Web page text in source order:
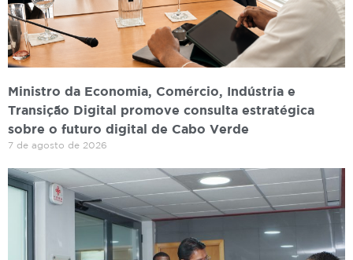
Ministro da Economia, Comércio, Indústria e
Transição Digital promove consulta estratégica
sobre o futuro digital de Cabo Verde
7 de agosto de 2026